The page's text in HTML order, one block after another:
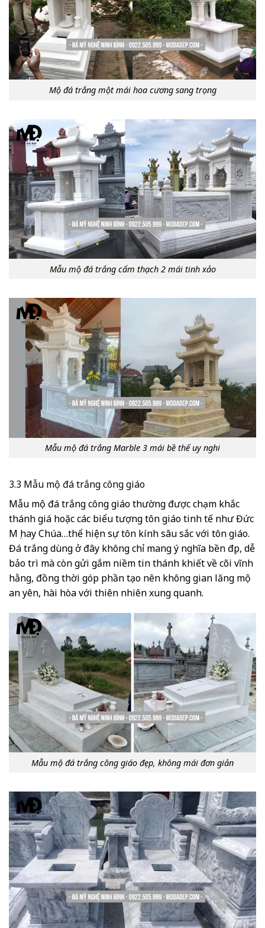
Mộ đá trắng một mái hoa cương sang trọng
Mẫu mộ đá trắng cẩm thạch 2 mái tinh xảo
Mẫu mộ đá trắng Marble 3 mái bề thế uy nghi
3.3 Mẫu mộ đá trắng công giáo
Mẫu mộ đá trắng công giáo thường được chạm khắc
thánh giá hoặc các biểu tượng tôn giáo tinh tế như Đức
Mẹ hay Chúa…thể hiện sự tôn kính sâu sắc với tôn giáo.
Đá trắng dùng ở đây không chỉ mang ý nghĩa bền đẹp, dễ
bảo trì mà còn gửi gắm niềm tin thánh khiết về cõi vĩnh
hằng, đồng thời góp phần tạo nên không gian lăng mộ
an yên, hài hòa với thiên nhiên xung quanh.
Mẫu mộ đá trắng công giáo đẹp, không mái đơn giản